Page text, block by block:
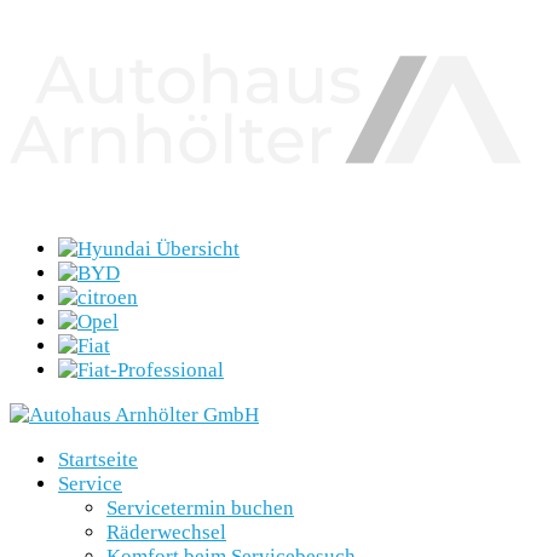
Startseite
Service
Servicetermin buchen
Räderwechsel